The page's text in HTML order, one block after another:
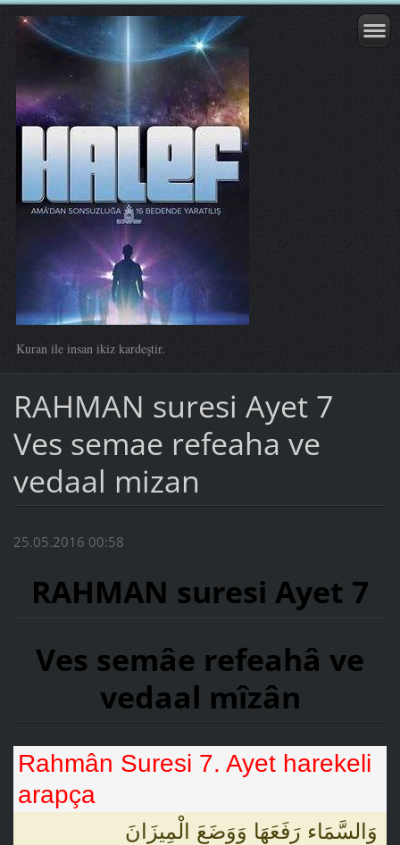
Kuran ile insan ikiz kardeştir.
RAHMAN suresi Ayet 7
Ves semae refeaha ve
vedaal mizan
25.05.2016 00:58
RAHMAN suresi Ayet 7
Ves semâe refeahâ ve
vedaal mîzân
Rahmân Suresi 7. Ayet harekeli
arapça
وَالسَّمَاء رَفَعَهَا وَوَضَعَ الْمِيزَانَ